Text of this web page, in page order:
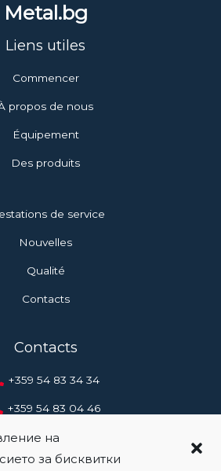
на
за бисквитки
Metal.bg
Liens utiles
Commencer
propos de nous
Équipement
Des produits
de service
Nouvelles
Qualité
Contacts
Contacts
+359 54 83 34 34
+359 54 83 04 46
+359 888 20 41 12
office@metal.bg